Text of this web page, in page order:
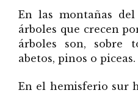
En las montañas
árboles que crecen
árboles son, sobre
abetos, pinos o piceas.
En el hemisferio sur